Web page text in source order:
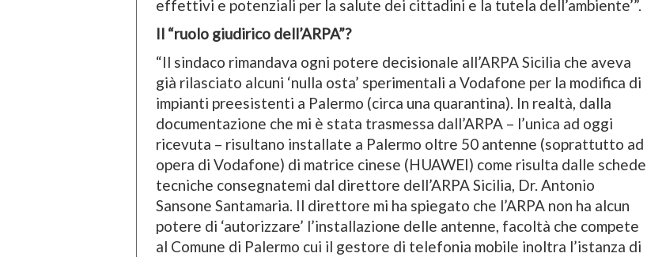
effettivi e potenziali per la salute dei cittadini e la tutela dell’ambiente’”.
Il “ruolo giudirico dell’ARPA”?
“Il sindaco rimandava ogni potere decisionale all’ARPA Sicilia che aveva
già rilasciato alcuni ‘nulla osta’ sperimentali a Vodafone per la modifica di
impianti preesistenti a Palermo (circa una quarantina). In realtà, dalla
documentazione che mi è stata trasmessa dall’ARPA – l’unica ad oggi
ricevuta – risultano installate a Palermo oltre 50 antenne (soprattutto ad
opera di Vodafone) di matrice cinese (HUAWEI) come risulta dalle schede
tecniche consegnatemi dal direttore dell’ARPA Sicilia, Dr. Antonio
Sansone Santamaria. Il direttore mi ha spiegato che l’ARPA non ha alcun
potere di ‘autorizzare’ l’installazione delle antenne, facoltà che compete
al Comune di Palermo cui il gestore di telefonia mobile inoltra l’istanza di